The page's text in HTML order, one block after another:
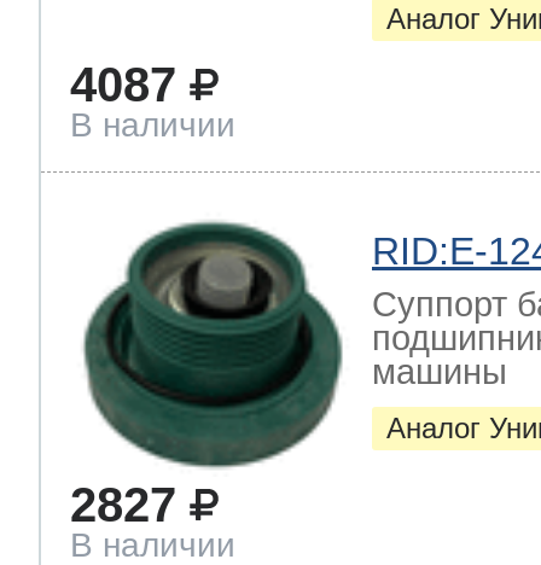
Аналог
4087
В наличии
RID:E-
Суппорт
машины
Аналог
2827
В наличии